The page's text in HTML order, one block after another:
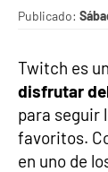
Publicado:
Twitch es
disfrutar
para seguir
favoritos.
en uno de